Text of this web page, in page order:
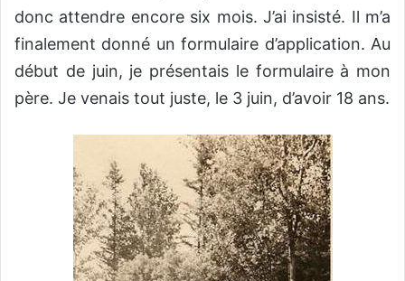
donc attendre encore six mois. J’ai insisté. Il m’a
finalement donné un formulaire d’application. Au
début de juin, je présentais le formulaire à mon
père. Je venais tout juste, le 3 juin, d’avoir 18 ans.